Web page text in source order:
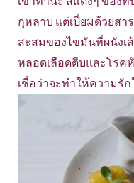
กุหลาบ แต่เปี่ยมด้วยส
สะสมของไขมันที่ผนังเ
หลอดเลือดตีบและโรค
เชื่อว่าจะทำให้ความรั